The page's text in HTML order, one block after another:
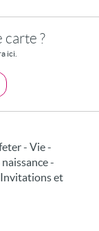
carte ?
ici.
- Vie -
-
Invitations et